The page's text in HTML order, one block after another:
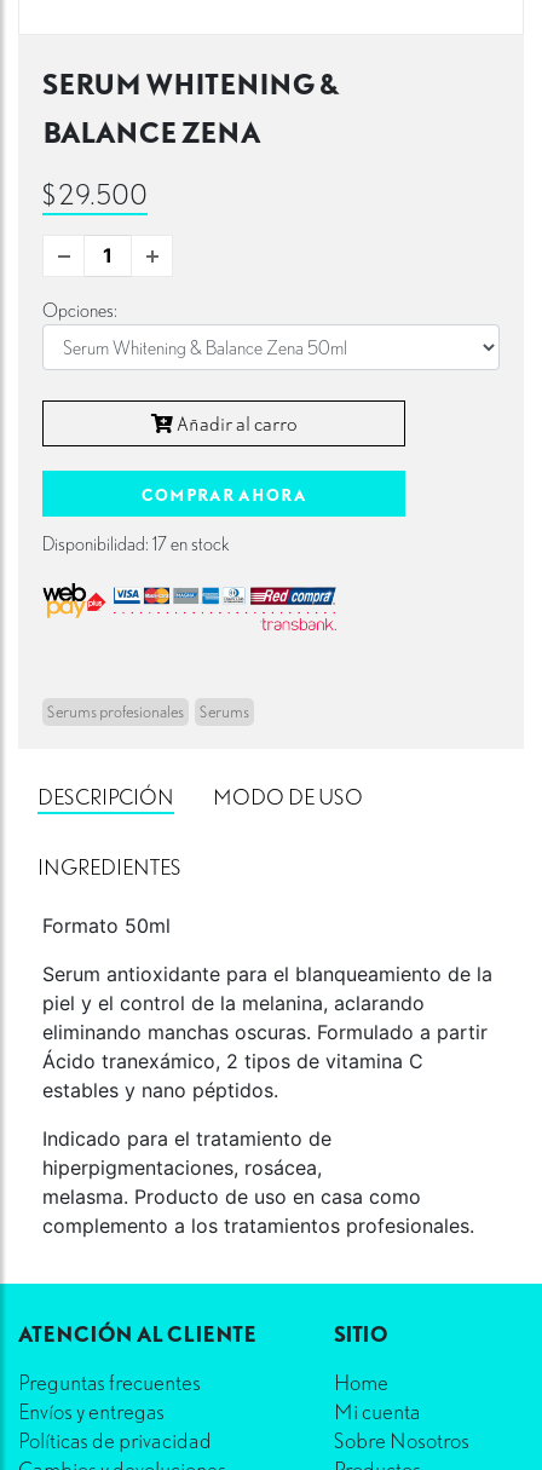
SERUM WHITENING &
BALANCE ZENA
$29.500
Opciones:
Añadir al carro
COMPRAR AHORA
Disponibilidad: 17 en stock
Serums profesionales Serums
DESCRIPCIÓN MODO DE USO
INGREDIENTES
Formato 50ml
Serum antioxidante para el blanqueamiento de la
piel y el control de la melanina, aclarando
eliminando manchas oscuras. Formulado a partir
Ácido tranexámico, 2 tipos de vitamina C
estables y nano péptidos.
Indicado para el tratamiento de
hiperpigmentaciones, rosácea,
melasma. Producto de uso en casa como
complemento a los tratamientos profesionales.
ATENCIÓN AL CLIENTE
Preguntas frecuentes
Envíos y entregas
Políticas de privacidad
SITIO
Home
Mi cuenta
Sobre Nosotros